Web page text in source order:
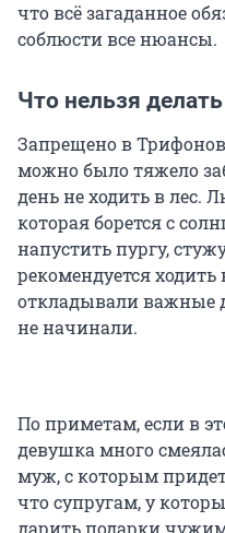
что всё загаданное
соблюсти все нюансы.
Что нельзя делать
Запрещено в Трифонов
можно было тяжело
день не ходить в лес.
которая борется с
напустить пургу,
рекомендуется
откладывали важные
не начинали.
По приметам, если в
девушка много
муж, с которым
что супругам, у
дарить подарки